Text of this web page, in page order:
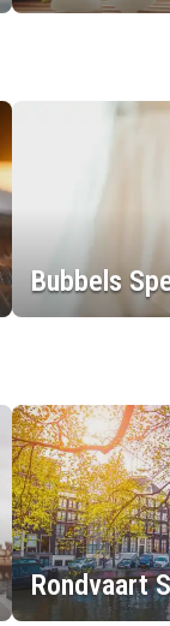
Bubbels
Rondvaart